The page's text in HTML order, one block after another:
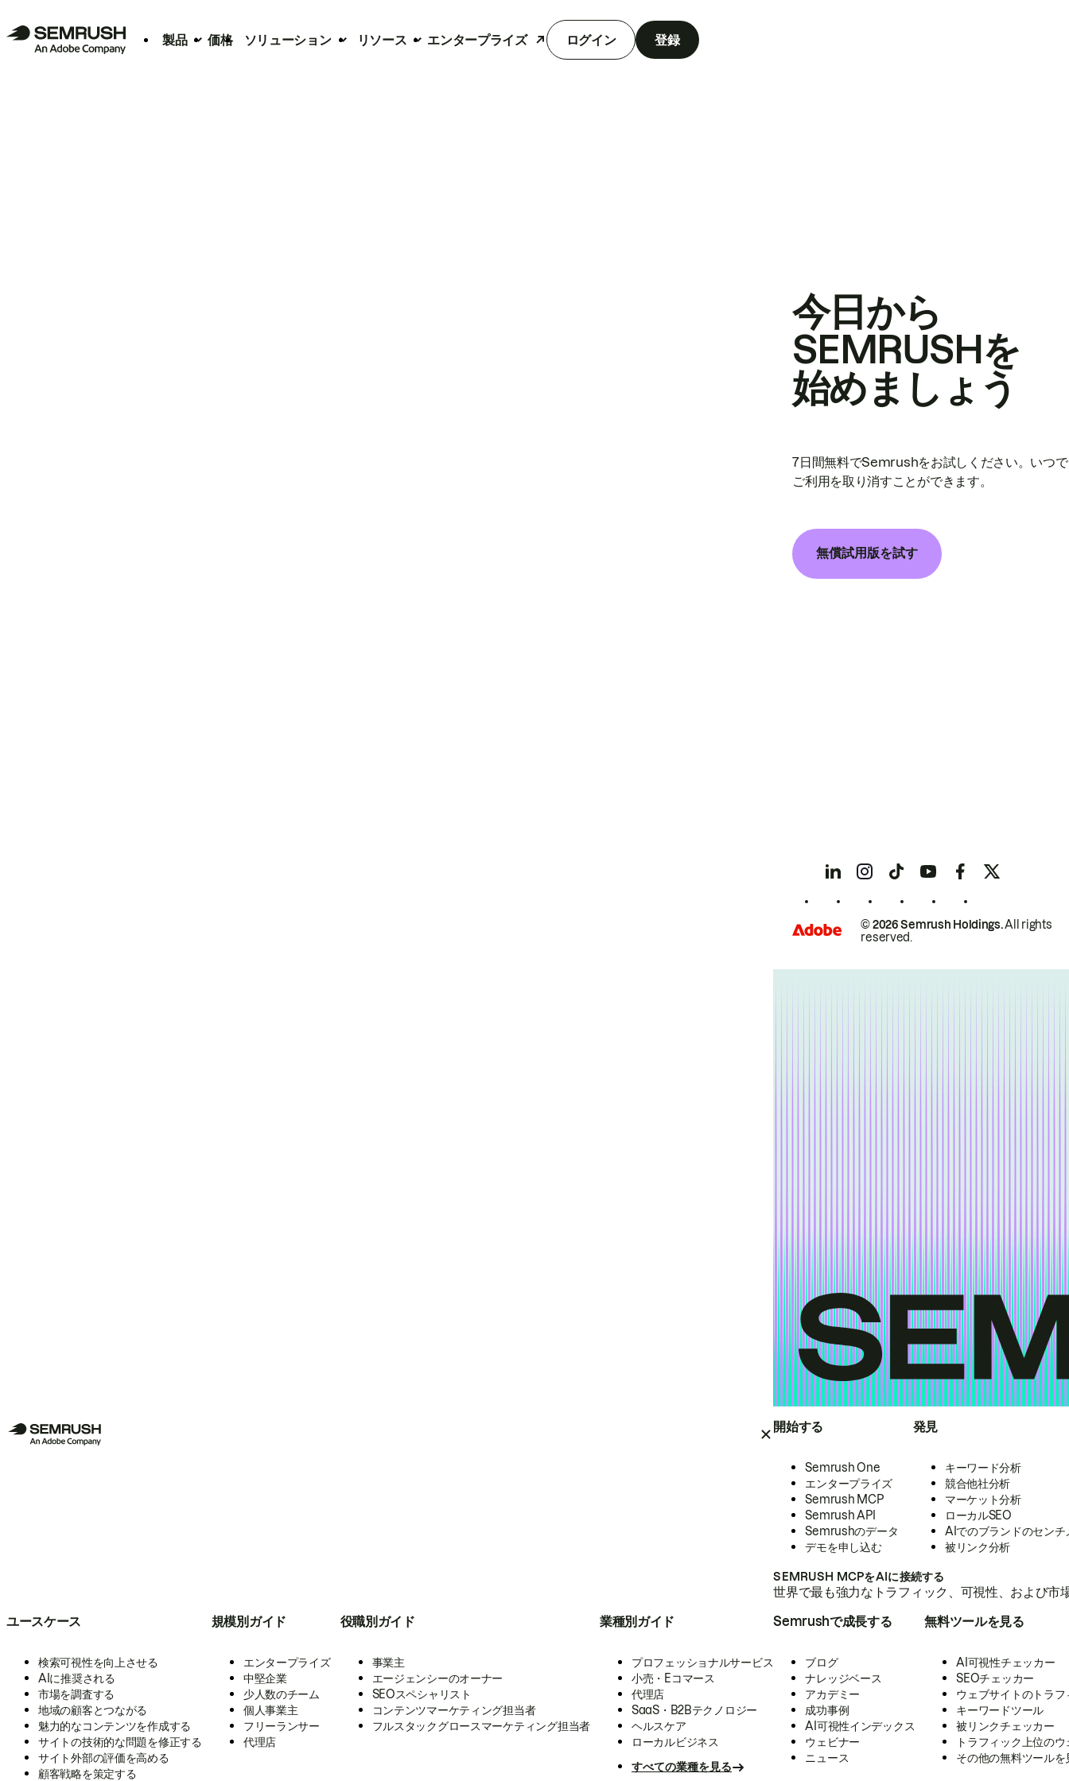
製品 価格 ソリューション リソース エンタープライズ ログイン 登録
開始する
Semrush One
エンタープライズ
Semrush MCP
Semrush API
Semrushのデータ
デモを申し込む
発見
キーワード分析
競合他社分析
マーケット分析
ローカルSEO
AIでのブランドのセンチ
被リンク分析
SEMRUSH MCPをAIに接続する
世界で最も強力なトラフィック、可視性、および
ユースケース
検索可視性を向上させる
AIに推奨される
市場を調査する
地域の顧客とつながる
魅力的なコンテンツを作成する
サイトの技術的な問題を修正する
サイト外部の評価を高める
顧客戦略を策定する
規模別ガイド
エンタープライズ
中堅企業
少人数のチーム
個人事業主
フリーランサー
代理店
役職別ガイド
事業主
エージェンシーのオーナー
SEOスペシャリスト
コンテンツマーケティング担当者
フルスタックグロースマーケティング担当者
業種別ガイド
プロフェッショナルサービス
小売・Eコマース
代理店
SaaS・B2Bテクノロジー
ヘルスケア
ローカルビジネス
すべての業種を見る
Semrushで成長する
ブログ
ナレッジベース
アカデミー
成功事例
AI可視性インデックス
ウェビナー
ニュース
無料ツールを見る
AI可視性チェッカー
SEOチェッカー
ウェブサイトのトラ
キーワードツール
被リンクチェッカー
トラフィック上位の
その他の無料ツールを
今日から
SEMRUSHを
始めましょう
7日間無料でSemrushをお試しください。いつ
ご利用を取り消すことができます。
無償試用版を試す
© 2026 Semrush Holdings.All rights
reserved.